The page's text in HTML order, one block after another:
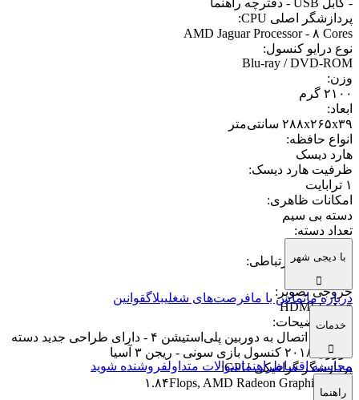
پردازشگر اصلی CPU
:
AMD Jaguar Processor - ۸ Cores
نوع درایو کنسول:
Blu-ray / DVD-ROM
وزن:
۲۱۰۰ گرم
ابعاد:
۲۸۸x۲۶۵x۳۹ سانتی‌متر
انواع حافظه:
هارد دیسک
ظرفیت هارد دیسک:
۱ ترابایت
امکانات ظاهری:
دسته بی سیم
تعداد دسته:
فناوری‌های ارتباطی:
بلوتوث
خروجی تصویر :
HDMI ۱۰۸۰p
سایر توضیحات:
- قابلیت اتصال به دوربین پلی‌استیشن ۴ - دارای طراحی جدید دسته
- ورژن ۲۰۱۸ کنسول بازی سونی - ریجن ۳ آسیا
پردازشگر گرافیکی GPU
:
۱.۸۴Flops, AMD Radeon Graphics Core
با دیجی شهر
درباره ماتماس با مافرصت‌های شغلیبلاگقوانین
خدمات
محاسبه اقساطراهنماسوالات متداولفروشنده شوید
راهنما